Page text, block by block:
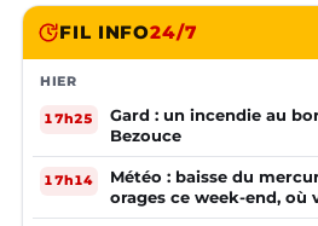
FIL INFO24/7
HIER
17h25
Gard : un incendie au
Bezouce
17h14
Météo : baisse du
orages ce week-end, où